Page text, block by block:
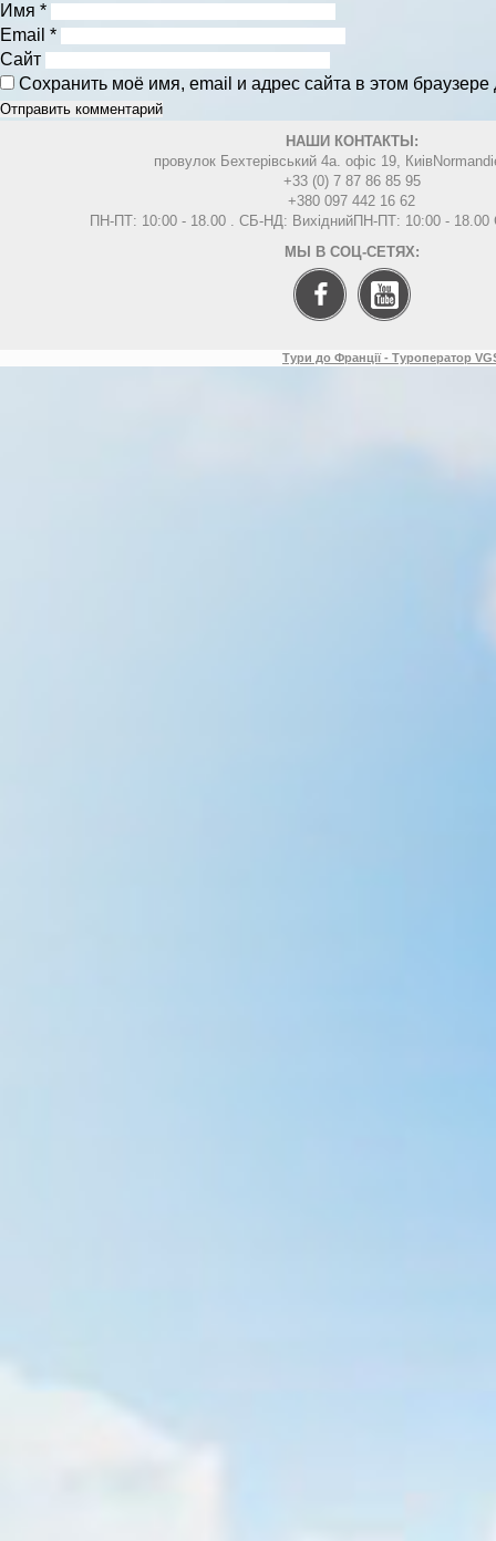
Имя *
Email *
Сайт
Сохранить моё имя, email и адрес сайта в этом
НАШИ КОНТАКТЫ:
провулок Бехтерівський 4а. офіс 19, Киів
+33 (0) 7 87 86 85 95
+380 097 442 16 62
ПН-ПТ: 10:00 - 18.00 . СБ-НД: ВихіднийПН-ПТ: 10:00 -
МЫ В СОЦ-СЕТЯХ:
Тури до Франції - Туроператор